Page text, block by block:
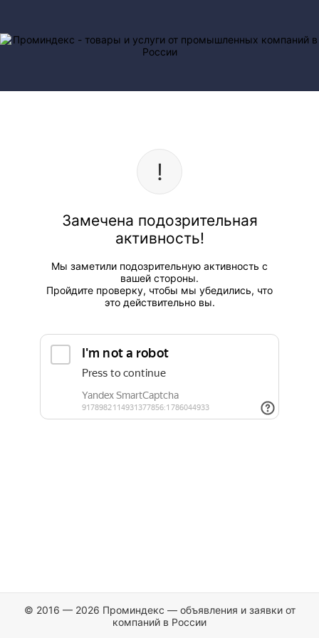
Замечена подозрительная
активность!
Мы заметили подозрительную активность с
вашей стороны.
Пройдите проверку, чтобы мы убедились, что
это действительно вы.
© 2016 — 2026 Проминдекс — объявления и заявки от
компаний в России